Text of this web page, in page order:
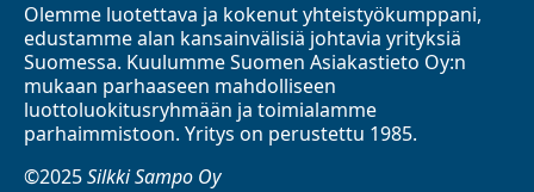
Olemme luotettava ja kokenut yhteistyökumppani,
edustamme alan kansainvälisiä johtavia yrityksiä
Suomessa. Kuulumme Suomen Asiakastieto Oy:n
mukaan parhaaseen mahdolliseen
luottoluokitusryhmään ja toimialamme
parhaimmistoon. Yritys on perustettu 1985.
©2025Silkki Sampo Oy